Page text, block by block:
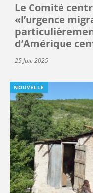
Le Comité
«l’urgence
d’Amérique
25 Juin 2025
NOUVELLE